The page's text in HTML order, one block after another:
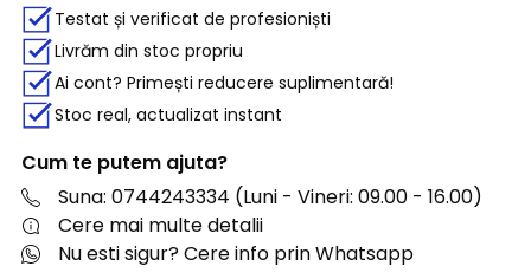
Testat și verificat de profesioniști
Livrăm din stoc propriu
Ai cont? Primești reducere suplimentară!
Stoc real, actualizat instant
Cum te putem ajuta?
Suna: 0744243334 (Luni - Vineri: 09.00 - 16.00)
Cere mai multe detalii
Nu esti sigur? Cere info prin Whatsapp